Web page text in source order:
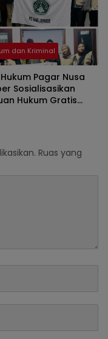
dan Kriminal
Hukum Pagar Nusa
Sosialisasikan
Hukum Gratis
Ruas yang